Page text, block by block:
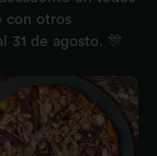
con otros
31 de agosto. 🎊